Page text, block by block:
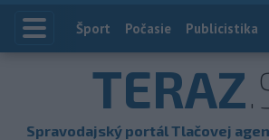
Index
Šport Počasie Publicistika
TERAZ
Spravodajský portál Tlačovej